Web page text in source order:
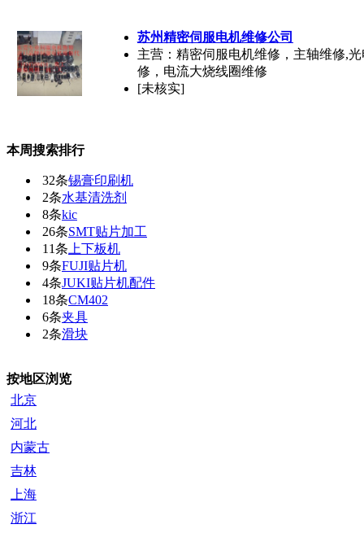
苏州精密伺服电机维修公司
主营：精密伺服电机维修，主轴维修,
修，电流大烧线圈维修
[未核实]
本周搜索排行
32条锡膏印刷机
2条水基清洗剂
8条kic
26条SMT贴片加工
11条 上下板机
9条FUJI贴片机
4条JUKI贴片机配件
18条CM402
6条夹具
2条滑块
按地区浏览
北京
河北
内蒙古
吉林
上海
浙江